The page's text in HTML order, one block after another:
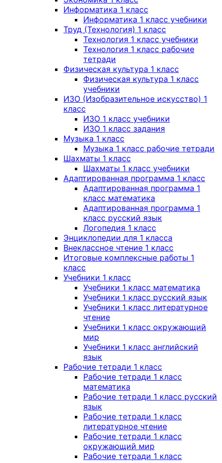
Информатика 1 класс
Информатика 1 класс учебники
Труд (Технология) 1 класс
Технология 1 класс учебники
Технология 1 класс рабочие
тетради
Физическая культура 1 класс
Физическая культура 1 класс
учебники
ИЗО (Изобразительное искусство) 1
класс
ИЗО 1 класс учебники
ИЗО 1 класс задания
Музыка 1 класс
Музыка 1 класс рабочие тетради
Шахматы 1 класс
Шахматы 1 класс учебники
Адаптированная программа 1 класс
Адаптированная программа 1
класс математика
Адаптированная программа 1
класс русский язык
Логопедия 1 класс
Энциклопедии для 1 класса
Внеклассное чтение 1 класс
Итоговые комплексные работы 1
класс
Учебники 1 класс
Учебники 1 класс математика
Учебники 1 класс русский язык
Учебники 1 класс литературное
чтение
Учебники 1 класс окружающий
мир
Учебники 1 класс английский
язык
Рабочие тетради 1 класс
Рабочие тетради 1 класс
математика
Рабочие тетради 1 класс русский
язык
Рабочие тетради 1 класс
литературное чтение
Рабочие тетради 1 класс
окружающий мир
Рабочие тетради 1 класс